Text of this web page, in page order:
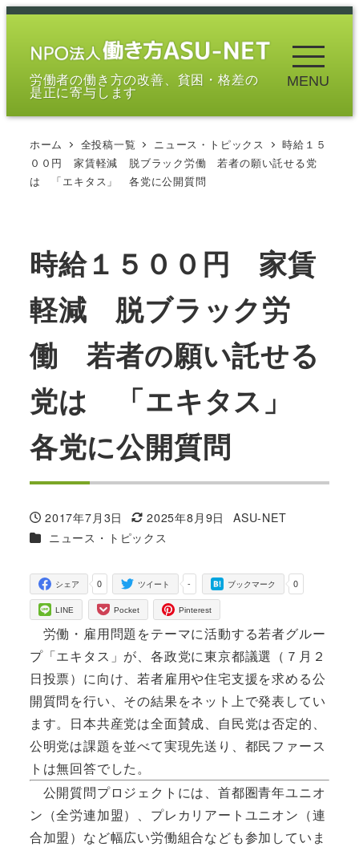
メ
労働者の働き方の改善、貧困・格差の
是正に寄与します
MENU
ホーム 全投稿一覧 ニュース・トピックス
時給１５
００円 家賃軽減 脱ブラック労働 若者の願い託せる党
は 「エキタス」 各党に公開質問
時給１５００円 家賃
軽減 脱ブラック労
働 若者の願い託せる
党は 「エキタス」
各党に公開質問
投稿日
2017年7月3日
更新日
2025年8月9日
著
ASU-NET
カテゴリー
ニュース・トピックス
0
シェア -
ツイート 0
ブックマーク
LINE Pocket Pinterest
労働・雇用問題をテーマに活動する若者グルー
プ「エキタス」が、各政党に東京都議選（７月２
日投票）に向け、若者雇用や住宅支援を求める公
開質問を行い、その結果をネット上で発表してい
ます。日本共産党は全面賛成、自民党は否定的、
公明党は課題を並べて実現先送り、都民ファース
トは無回答でした。
公開質問プロジェクトには、首都圏青年ユニオ
ン（全労連加盟）、プレカリアートユニオン（連
合加盟）など幅広い労働組合なども参加していま